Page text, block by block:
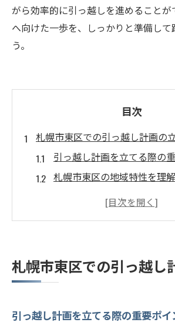
がら効率的に引っ越しを進めることが
へ向けた一歩を、しっかりと準備して
う。
目次
札幌市東区での引っ越し計画の
引っ越し計画を立てる際の
札幌市東区の地域特性を理
引っ越し日程の調整方法
スムーズに引っ越しを進め
ュール管理
引っ越し準備のタイムライン
札幌市東区での引っ越し
引っ越し計画を立てる際の重要ポイ